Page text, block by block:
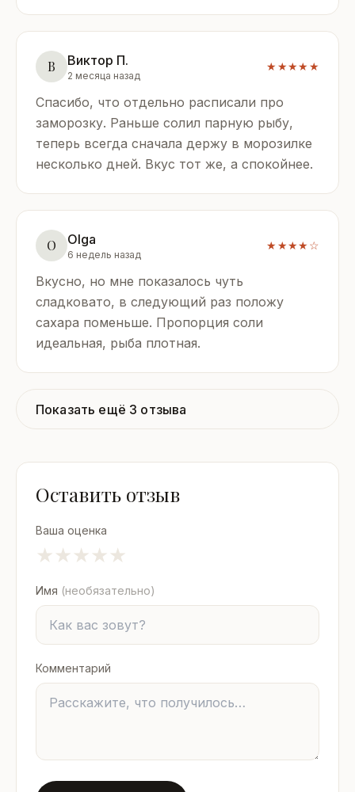
В Виктор П.
2 месяца назад
★★★★★
Спасибо, что отдельно расписали про
заморозку. Раньше солил парную рыбу,
теперь всегда сначала держу в морозилке
несколько дней. Вкус тот же, а спокойнее.
O Olga
6 недель назад
★★★★☆
Вкусно, но мне показалось чуть
сладковато, в следующий раз положу
сахара поменьше. Пропорция соли
идеальная, рыба плотная.
Показать ещё 3 отзыва
Оставить отзыв
Ваша оценка
★
★
★
★
★
Имя (необязательно)
Комментарий